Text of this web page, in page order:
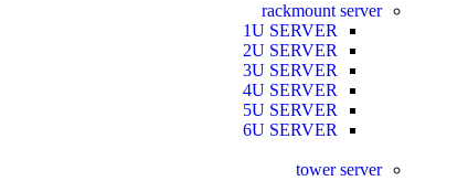
rackmount server
1U SERVER
2U SERVER
3U SERVER
4U SERVER
5U SERVER
6U SERVER
tower server